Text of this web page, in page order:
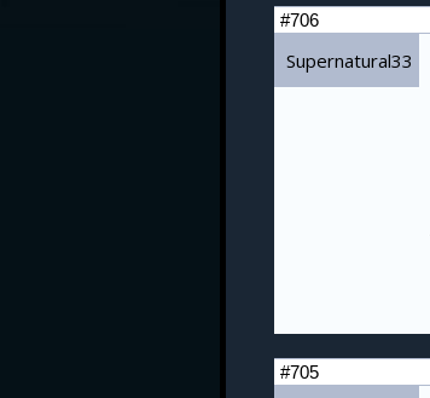
#706
Supernatural33
#705